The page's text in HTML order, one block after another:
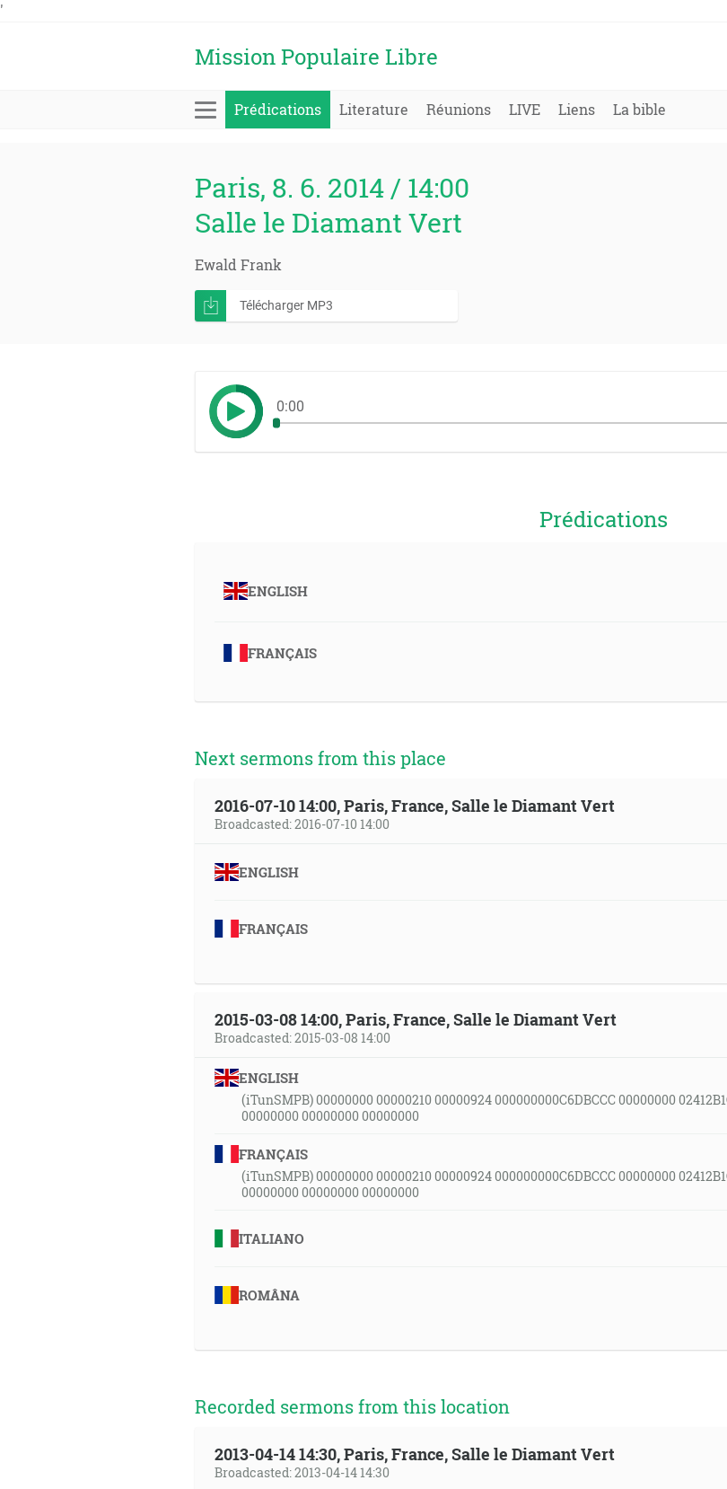
'
Mission Populaire Libre
Prédications Literature Réunions LIVE Liens La bible
Paris, 8. 6. 2014 / 14:00
Salle le Diamant Vert
Ewald Frank
Télécharger MP3
0:00
Prédications
ENGLISH
FRANÇAIS
Next sermons from this place
2016-07-10 14:00, Paris, France, Salle le Diamant Vert
Broadcasted: 2016-07-10 14:00
ENGLISH
FRANÇAIS
2015-03-08 14:00, Paris, France, Salle le Diamant Vert
Broadcasted: 2015-03-08 14:00
ENGLISH
(iTunSMPB) 00000000 00000210 00000924 000000000C6DBCCC 00000000
00000000 00000000 00000000
FRANÇAIS
(iTunSMPB) 00000000 00000210 00000924 000000000C6DBCCC 00000000
00000000 00000000 00000000
ITALIANO
ROMÂNA
Recorded sermons from this location
2013-04-14 14:30, Paris, France, Salle le Diamant Vert
Broadcasted: 2013-04-14 14:30